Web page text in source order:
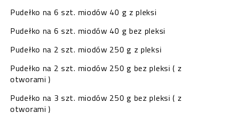
Pudełko na 6 szt. miodów 40 g z pleksi
Pudełko na 6 szt. miodów 40 g bez pleksi
Pudełko na 2 szt. miodów 250 g z pleksi
Pudełko na 2 szt. miodów 250 g bez pleksi ( z
otworami )
Pudełko na 3 szt. miodów 250 g bez pleksi ( z
otworami )